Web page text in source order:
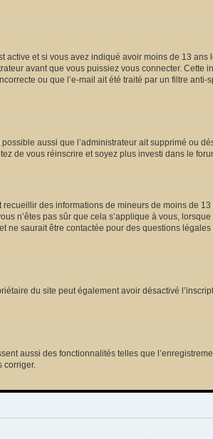
active et si vous avez indiqué avoir moins de 13
avant que vous puissiez vous connecter. Cette
ou que l’e-mail ait été traité par un filtre
aussi que l’administrateur ait supprimé ou
de vous réinscrire et soyez plus investi dans le
des informations de mineurs de moins de
n’êtes pas sûr que cela s’applique à vous,
saurait être contactée pour des questions
du site peut également avoir désactivé
aussi des fonctionnalités telles que
corriger.